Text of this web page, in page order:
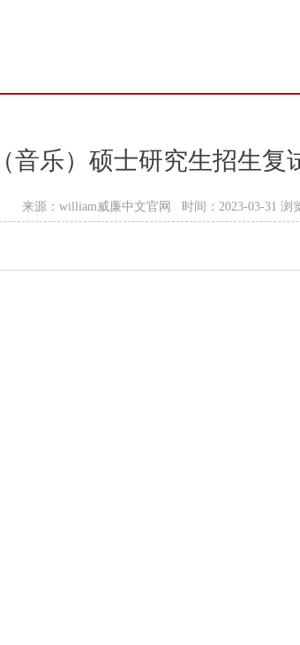
音乐）硕士研究生招生复
来源：william威廉中文官网 时间：2023-03-31 浏